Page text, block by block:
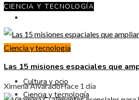
RESPONSABILIDAD SOCIAL
Cultura y ocio
Ciencia y tecnología
CIENCIA Y TECNOLOGÍA
Ciencia y tecnología
Las 15 misiones espaciales que
Ximena AlvaradoHace 1 día